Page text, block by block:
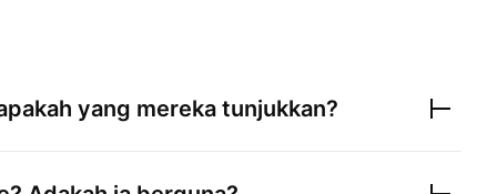
yang mereka tunjukkan?